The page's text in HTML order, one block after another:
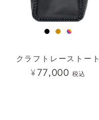
クラフトレーストート
¥77,000 税込